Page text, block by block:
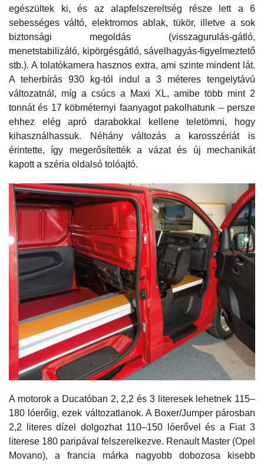
egészültek ki, és az alapfelszereltség része lett a 6
sebességes váltó, elektromos ablak, tükör, illetve a sok
biztonsági megoldás (visszagurulás-gátló,
menetstabilizáló, kipörgésgátló, sávelhagyás-figyelmeztető
stb.). A tolatókamera hasznos extra, ami szinte mindent lát.
A teherbírás 930 kg-tól indul a 3 méteres tengelytávú
változatnál, míg a csúcs a Maxi XL, amibe több mint 2
tonnát és 17 köbméternyi faanyagot pakolhatunk – persze
ehhez elég apró darabokkal kellene teletömni, hogy
kihasználhassuk. Néhány változás a karosszériát is
érintette, így megerősítették a vázat és új mechanikát
kapott a széria oldalsó tolóajtó.
A motorok a Ducatóban 2, 2,2 és 3 literesek lehetnek 115–
180 lóerőig, ezek változatlanok. A Boxer/Jumper párosban
2,2 literes dízel dolgozhat 110–150 lóerővel és a Fiat 3
literese 180 paripával felszerelkezve. Renault Master (Opel
Movano), a francia márka nagyobb dobozosa kisebb